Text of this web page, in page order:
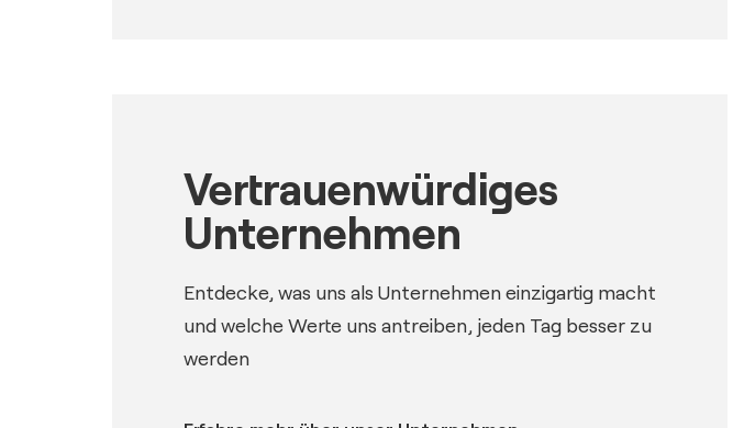
Vertrauenwürdiges
Unternehmen
Entdecke, was uns als Unternehmen einzigartig macht
und welche Werte uns antreiben, jeden Tag besser zu
werden